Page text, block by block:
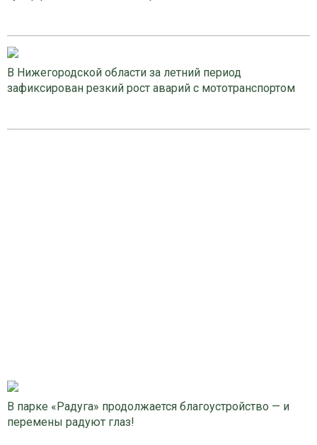
В Нижегородской области за летний период
зафиксирован резкий рост аварий с мототранспортом
В парке «Радуга» продолжается благоустройство — и
перемены радуют глаз!